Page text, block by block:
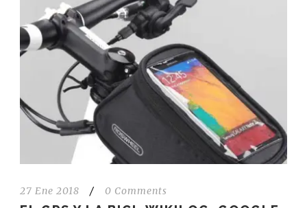
27 Ene 2018 / 0 Comments